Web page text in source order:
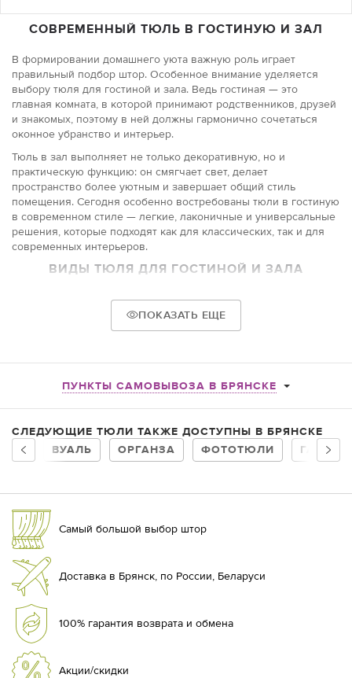
СОВРЕМЕННЫЙ ТЮЛЬ В ГОСТИНУЮ И ЗАЛ
В формировании домашнего уюта важную роль играет
правильный подбор штор. Особенное внимание уделяется
выбору тюля для гостиной и зала. Ведь гостиная — это
главная комната, в которой принимают родственников, друзей
и знакомых, поэтому в ней должны гармонично сочетаться
оконное убранство и интерьер.
Тюль в зал выполняет не только декоративную, но и
практическую функцию: он смягчает свет, делает
пространство более уютным и завершает общий стиль
помещения. Сегодня особенно востребованы тюли в гостиную
в современном стиле — легкие, лаконичные и универсальные
решения, которые подходят как для классических, так и для
современных интерьеров.
ВИДЫ ТЮЛЯ ДЛЯ ГОСТИНОЙ И ЗАЛА
Портьеры с легким полупрозрачным тюлем — это
классическая комбинация в оформлении зала, которая
актуальна в любые времена. Наиболее популярными
микросетка
кружево
только в привычных
понравившегося цвета. В продаже представлены как
современные решения
классических интерьеров. При этом все чаще покупатели
выбирают готовый тюль в гостиную — это удобный формат,
позволяющий быстро оформить окно без индивидуального
пошива.
Популярными моделями сталигардины— длинные
ниспадающие на пол полупрозрачные ткани. Их применяют в
современных дизайнах как в сочетании с тяжелыми шторами,
так и самостоятельно без обрамления портьерами. Такой
ПОКАЗАТЬ ЕЩЕ
ПУНКТЫ САМОВЫВОЗА В БРЯНСКЕ
СЛЕДУЮЩИЕ ТЮЛИ ТАКЖЕ ДОСТУПНЫ В БРЯНСКЕ
ВУАЛЬ
ОРГАНЗА ФОТОТЮЛИ
Самый большой выбор штор
Доставка в Брянск, по России, Беларуси
100% гарантия возврата и обмена
Акции/скидки